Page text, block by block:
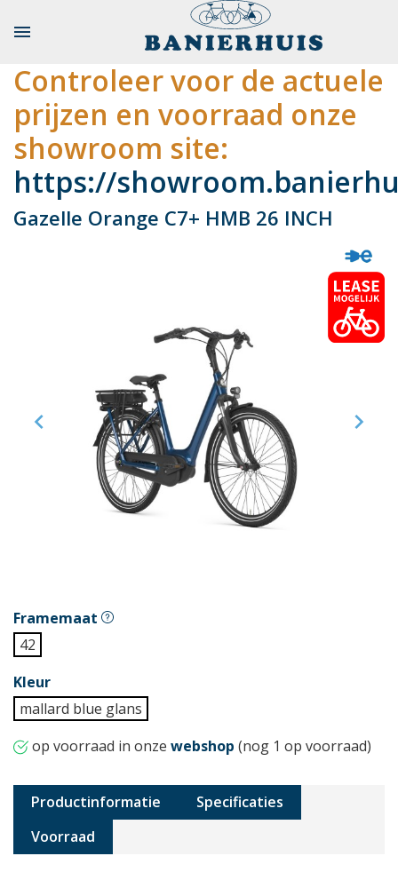

Controleer voor de actuele
prijzen en voorraad onze
showroom site:
https://
Gazelle Orange C7+ HMB 26 INCH
 
Framemaat
42
Kleur
mallard blue glans
op voorraad in onze webshop (nog 1 op voorraad)
Productinformatie
Specificaties
Voorraad